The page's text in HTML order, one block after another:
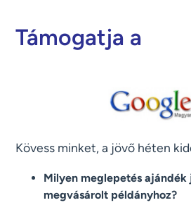
Támogatja a
Kövess minket, a jövő héten
Milyen meglepetés ajándék
megvásárolt példányhoz?